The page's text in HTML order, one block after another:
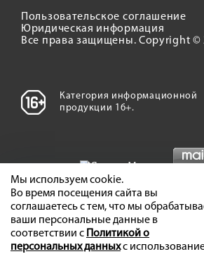
Пользовательское соглашение
Юридическая информация
Все права защищены. Copyright ©
Категория информационной
продукции 16+.
Мы используем cookie.
Во время посещения сайта вы
соглашаетесь с тем, что мы
ваши персональные данные в
соответствии с Политикой о
персональных данныхс